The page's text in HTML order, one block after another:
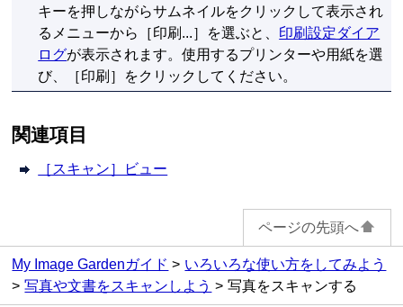
キーを押しながらサムネイルをクリックして表示され
るメニューから［印刷...］を選ぶと、 印刷設定ダイア
ログが表示されます。使用するプリンターや用紙を選
び、［印刷 ］をクリックしてください。
関連項目
［スキャン］ビュー
ページの先頭へ
My Image Gardenガイド
いろいろな使い方をしてみよう
写真や文書をスキャンしよう
写真をスキャンする